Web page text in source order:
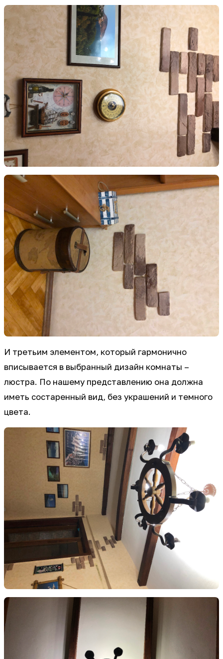
И третьим элементом, который гармонично
вписывается в выбранный дизайн комнаты –
люстра. По нашему представлению она должна
иметь состаренный вид, без украшений и темного
цвета.